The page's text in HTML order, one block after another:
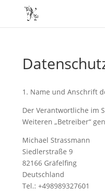
1. Name und Anschrift
Der Verantwortliche im
Weiteren „Betreiber“
Michael Strassmann
Siedlerstraße 9
82166 Gräfelfing
Deutschland
Tel.: +498989327601